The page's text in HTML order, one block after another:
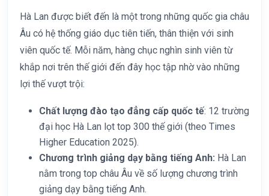
Hà Lan được biết đến là một trong những quốc gia châu
Âu có hệ thống giáo dục tiên tiến, thân thiện với sinh
viên quốc tế. Mỗi năm, hàng chục nghìn sinh viên từ
khắp nơi trên thế giới đến đây học tập nhờ vào những
lợi thế vượt trội:
Chất lượng đào tạo đẳng cấp quốc tế: 12 trường
đại học Hà Lan lọt top 300 thế giới (theo Times
Higher Education 2025).
Chương trình giảng dạy bằng tiếng Anh: Hà Lan
nằm trong top châu Âu về số lượng chương trình
giảng dạy bằng tiếng Anh.